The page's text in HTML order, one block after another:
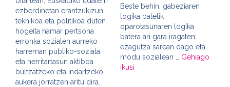
ezberdinetan erantzukizun
teknikoa eta politikoa duten
hogeita hamar pertsona
erronka sozialen aurreko
harreman publiko-soziala
eta herritartasun aktiboa
bultzatzeko eta indartzeko
aukera jorratzen aritu dira.
Beste behin, gabeziaren
logika batetik
oparotasunaren logika
batera ari gara iragaten;
ezagutza sarean dago eta
modu sozialean … Gehiago
ikusi